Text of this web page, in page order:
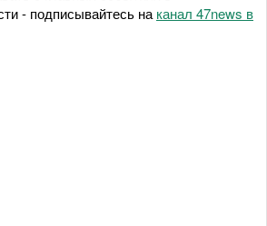
- подписывайтесь на канал 47news в